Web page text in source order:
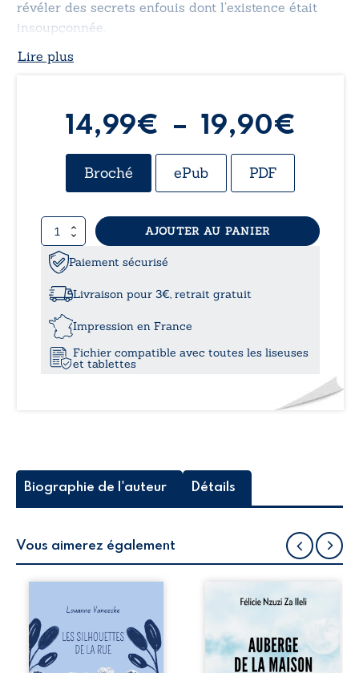
révéler des secrets enfouis dont l’existence était
insoupçonnée.
Lire plus
14,99€ – 19,90€
de
Broché ePub PDF
quantité
de
Le
bonheur
est
bout
chemin
AJOUTER AU PANIER
Paiement sécurisé
Livraison pour 3€, retrait gratuit
Impression en France
Fichier compatible avec toutes les liseuses
et tablettes
Biographie de l'auteur Détails
Vous aimerez également
la rue donne la
parole à six
personnages
ordinaires,
traversés par des
Auberge de la
récit-témoignage
consacré au
parcours